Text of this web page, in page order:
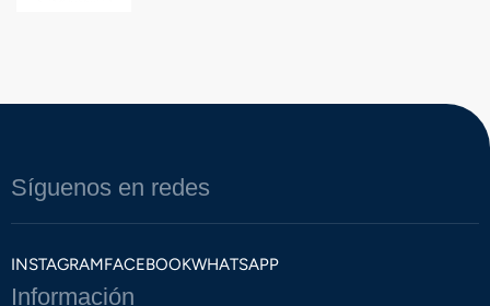
Síguenos en redes
INSTAGRAMFACEBOOKWHATSAPP
Información